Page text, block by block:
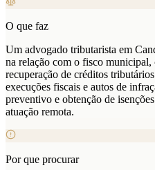
O que faz
Um advogado tributarista em
na relação com o fisco municipal,
recuperação de créditos
execuções fiscais e autos de
preventivo e obtenção de
atuação remota.
Por que procurar